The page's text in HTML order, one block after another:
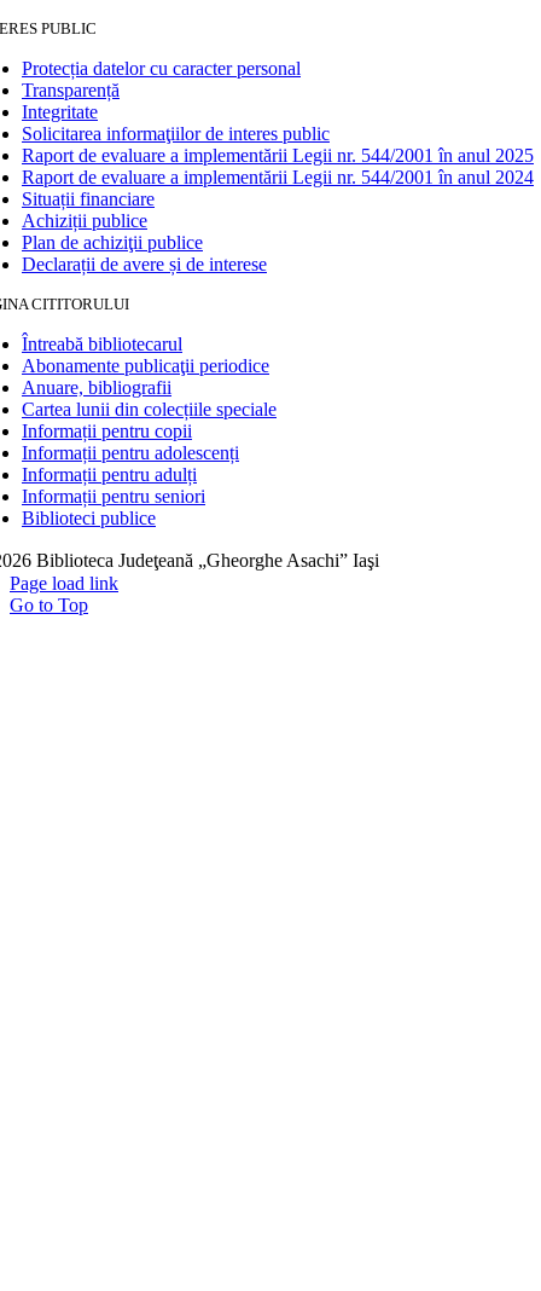
PUBLIC
Protecția datelor cu caracter personal
Transparență
Integritate
Solicitarea informaţiilor de interes public
Raport de evaluare a implementării Legii nr. 544/2001 în anul 2025
Raport de evaluare a implementării Legii nr. 544/2001 în anul 2024
Situații financiare
Achiziții publice
Plan de achiziţii publice
Declarații de avere și de interese
CITITORULUI
Întreabă bibliotecarul
Abonamente publicaţii periodice
Anuare, bibliografii
Cartea lunii din colecțiile speciale
Informații pentru copii
Informații pentru adolescenți
Informații pentru adulți
Informații pentru seniori
Biblioteci publice
Biblioteca Judeţeană „Gheorghe Asachi” Iaşi
Page load link
Go to Top